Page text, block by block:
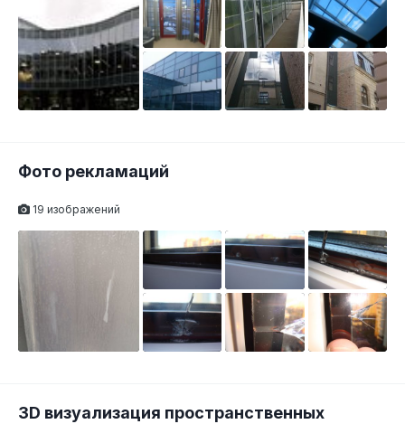
Фото рекламаций
19 изображений
3D визуализация пространственных